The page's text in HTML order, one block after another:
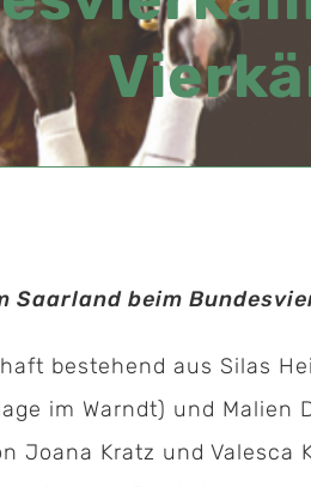
Saarland beim
bestehend aus Silas
im Warndt) und
Joana Kratz und